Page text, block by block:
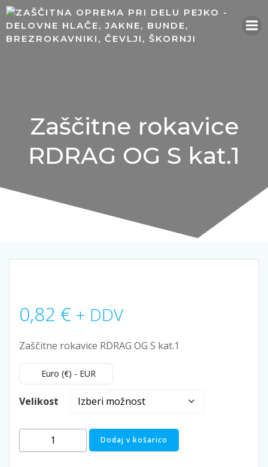
Skip
to
content
Zaščitne rokavice
RDRAG OG S kat.1
0,82 € + DDV
Zaščitne rokavice RDRAG OG S kat.1
Euro (€) - EUR
Velikost
Zaščitne
rokavice
Dodaj v košarico